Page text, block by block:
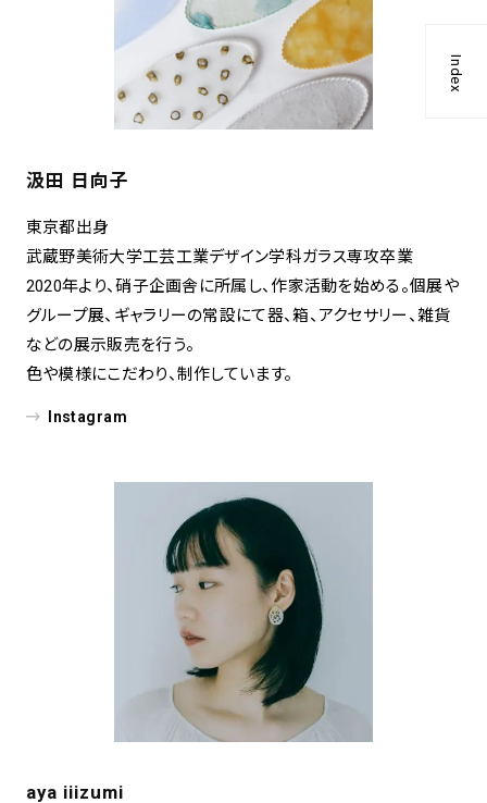
Index
汲田 日向子
東京都出⾝
武蔵野美術⼤学⼯芸⼯業デザイン学科ガラス専攻卒業
2020年より、硝⼦企画舎に所属し、作家活動を始める。個展や
グループ展、ギャラリーの常設にて器、箱、アクセサリー、雑貨
などの展⽰販売を⾏う。
⾊や模様にこだわり、制作しています。
Instagram
aya iiizumi